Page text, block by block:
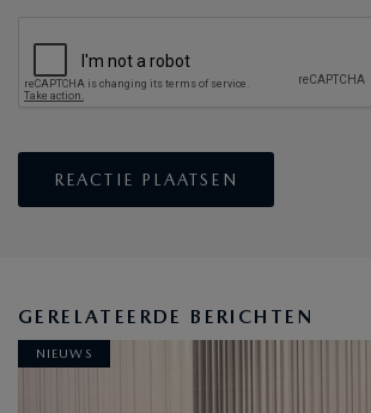
GERELATEERDE BERICHTEN
NIEUWS